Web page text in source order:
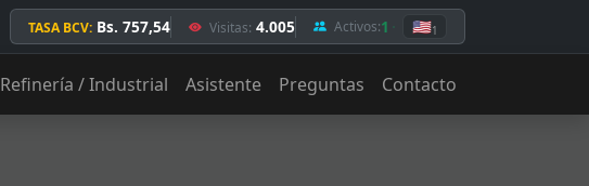
TASA BCV: Bs. 757,54 Visitas: 4.005 Activos:1 🇺🇸1
Refinería / Industrial Asistente Preguntas Contacto